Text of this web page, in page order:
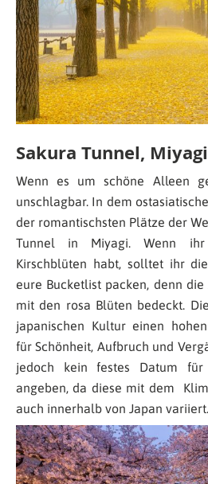
Sakura Tunnel, Miyagi
Wenn es um schöne Alleen
unschlagbar. In dem
der romantischsten Plätze der
Tunnel in Miyagi. Wenn
Kirschblüten habt, solltet ihr
eure Bucketlist packen, denn
mit den rosa Blüten bedeckt. Die
japanischen Kultur einen
für Schönheit, Aufbruch und
jedoch kein festes Datum
angeben, da diese mit dem
auch innerhalb von Japan variiert.